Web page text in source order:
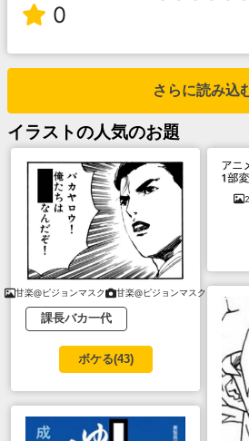
0
さらに読み込
イラストの人気のお題
甘楽@ピジョンマスク 甘楽@ピジョンマスク
課長バカ一代
ボケる(43)